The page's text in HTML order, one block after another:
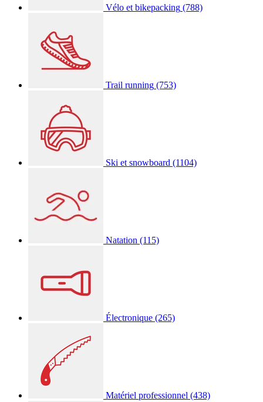
Vélo et bikepacking (788)
Trail running (753)
Ski et snowboard (1104)
Natation (115)
Électronique (265)
Matériel professionnel (438)